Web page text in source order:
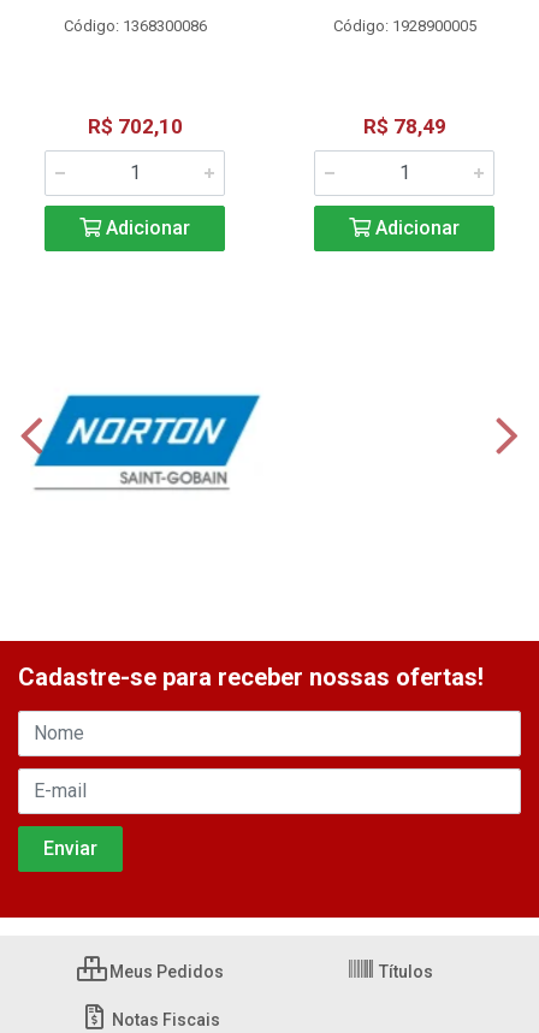
Código: 1368300086
R$ 702,10
Adicionar
Código: 1928900005
R$ 78,49
Adicionar
Cadastre-se para receber nossas ofertas!
Meus Pedidos Títulos
Notas Fiscais